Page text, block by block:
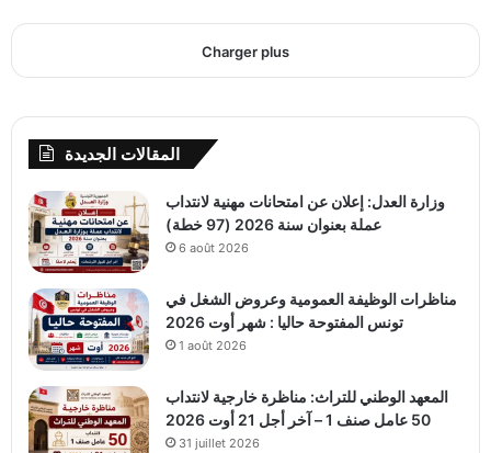
Charger plus
المقالات الجديدة
وزارة العدل: إعلان عن امتحانات مهنية لانتداب
عملة بعنوان سنة 2026 (97 خطة)
6 août 2026
مناظرات الوظيفة العمومية وعروض الشغل في
تونس المفتوحة حاليا : شهر أوت 2026
1 août 2026
المعهد الوطني للتراث: مناظرة خارجية لانتداب
50 عامل صنف 1 – آخر أجل 21 أوت 2026
31 juillet 2026